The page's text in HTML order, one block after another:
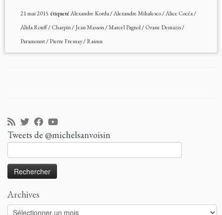
21 mai 2015 étiquetéAlexandre Korda/Alexandre Mihalesco/Alice Cocéa/
Alida Rouff/Charpin/Jean Masson/Marcel Pagnol/Orane Demazis/
Paramount/Pierre Fresnay/Raimu
Tweets de @michelsanvoisin
Archives
Archives